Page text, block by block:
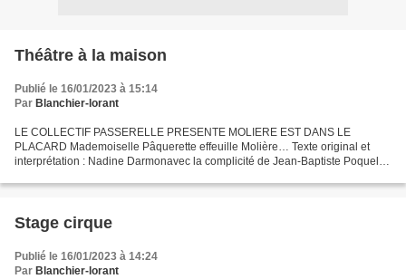
Théâtre à la maison
Publié le 16/01/2023 à 15:14
Par Blanchier-lorant
LE COLLECTIF PASSERELLE PRESENTE MOLIERE EST DANS LE
PLACARD Mademoiselle Pâquerette effeuille Molière… Texte original et
interprétation : Nadine Darmonavec la complicité de Jean-Baptiste Poquelin
Stage cirque
Publié le 16/01/2023 à 14:24
Par Blanchier-lorant